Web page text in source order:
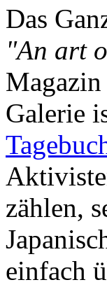
Das
"An art
Galerie
zählen,
einfach